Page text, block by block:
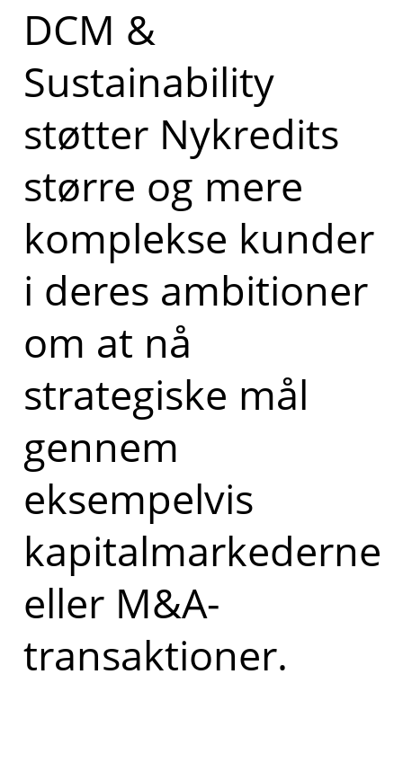
DCM &
Sustainability
støtter Nykredits
større og mere
komplekse kunder
i deres ambitioner
om at nå
strategiske mål
gennem
eksempelvis
kapitalmarkederne
eller M&A-
transaktioner.